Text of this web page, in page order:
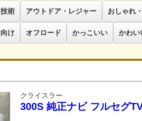
術 アウトドア・レジャー おしゃれ
け オフロード かっこいい かわい
クライスラー
300S 純正ナビ フルセグ